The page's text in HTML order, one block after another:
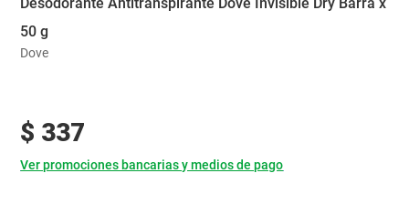
50 g
Dove
$ 337
Ver promociones bancarias y medios de pago